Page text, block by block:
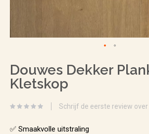
naar
het
de
Douwes Dekker
Kletskop
Schrijf de eerste review
✅ Smaakvolle uitstraling